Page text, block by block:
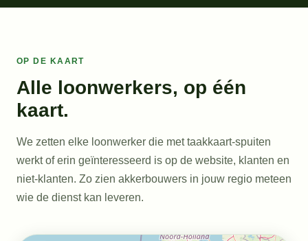
OP DE KAART
Alle loonwerkers, op één
kaart.
We zetten elke loonwerker die met taakkaart-spuiten
werkt of erin geïnteresseerd is op de website, klanten en
niet-klanten. Zo zien akkerbouwers in jouw regio meteen
wie de dienst kan leveren.